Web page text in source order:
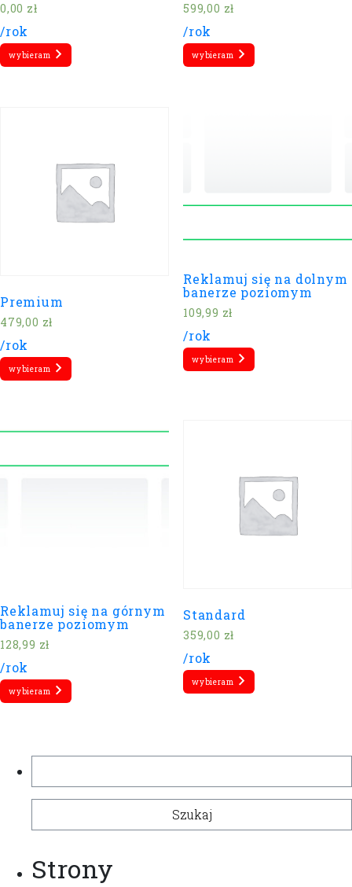
0,00 zł
/rok
wybieram
599,00 zł
/rok
wybieram
Premium
479,00 zł
/rok
wybieram
Reklamuj się na dolnym
banerze poziomym
109,99 zł
/rok
wybieram
Reklamuj się na górnym
banerze poziomym
128,99 zł
/rok
wybieram
Standard
359,00 zł
/rok
wybieram
Strony